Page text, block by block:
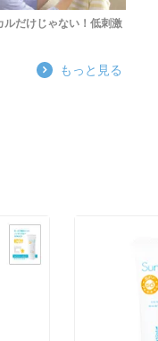
ルだけじゃない！低刺激
もっと見る